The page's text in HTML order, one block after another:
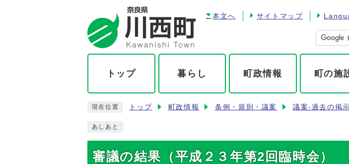
本文へ サイトマップ
トップ 暮らし 町政情報 町の施
現在位置 トップ 町政情報 条例・規則・議案 議案-過去の掲
あしあと
審議の結果（平成２３年第2回臨時会）